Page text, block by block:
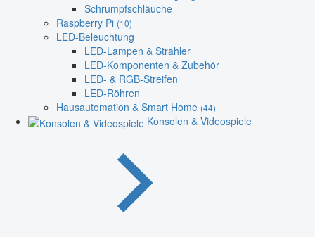
Schrumpfschläuche
Raspberry Pi (10)
LED-Beleuchtung
LED-Lampen & Strahler
LED-Komponenten & Zubehör
LED- & RGB-Streifen
LED-Röhren
Hausautomation & Smart Home (44)
Konsolen & Videospiele